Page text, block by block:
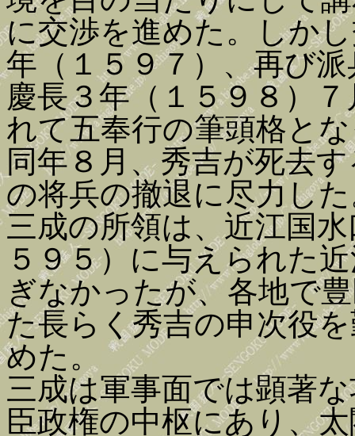
に交渉を進めた。しか
年（１５９７）、再び
慶長３年（１５９８）
れて五奉行の筆頭格と
同年８月、秀吉が死去
の将兵の撤退に尽力し
三成の所領は、近江国
５９５）に与えられた
ぎなかったが、各地で
た長らく秀吉の申次役
めた。
三成は軍事面では顕著
臣政権の中枢にあり、